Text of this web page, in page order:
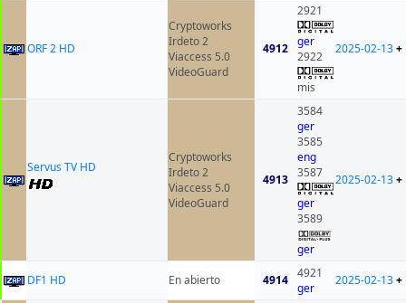
ORF 2 HD
Cryptoworks
Irdeto 2
Viaccess 5.0
VideoGuard
4912
2921
ger
2922
mis
2025-02-13+
Servus TV HD
Cryptoworks
Irdeto 2
Viaccess 5.0
VideoGuard
4913
3584
ger
3585
eng
3587
ger
3589
ger
2025-02-13+
DF1 HD En abierto 4914 4921
ger
2025-02-13+